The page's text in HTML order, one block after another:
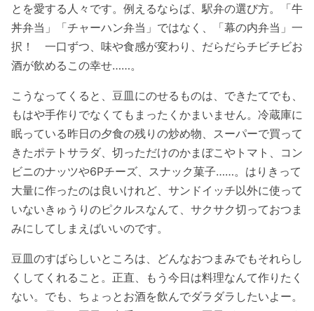
とを愛する人々です。例えるならば、駅弁の選び方。「牛
丼弁当」「チャーハン弁当」ではなく、「幕の内弁当」一
択！ 一口ずつ、味や食感が変わり、だらだらチビチビお
酒が飲めるこの幸せ……。
こうなってくると、豆皿にのせるものは、できたてでも、
もはや手作りでなくてもまったくかまいません。冷蔵庫に
眠っている昨日の夕食の残りの炒め物、スーパーで買って
きたポテトサラダ、切っただけのかまぼこやトマト、コン
ビニのナッツや6Pチーズ、スナック菓子……。はりきって
大量に作ったのは良いけれど、サンドイッチ以外に使って
いないきゅうりのピクルスなんて、サクサク切っておつま
みにしてしまえばいいのです。
豆皿のすばらしいところは、どんなおつまみでもそれらし
くしてくれること。正直、もう今日は料理なんて作りたく
ない。でも、ちょっとお酒を飲んでダラダラしたいよー。